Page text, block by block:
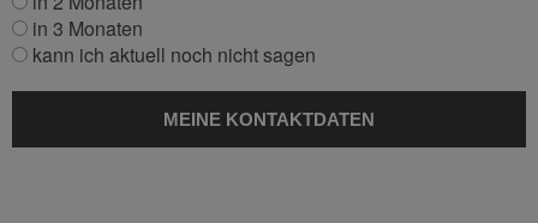
in 3 Monaten
kann ich aktuell noch nicht sagen